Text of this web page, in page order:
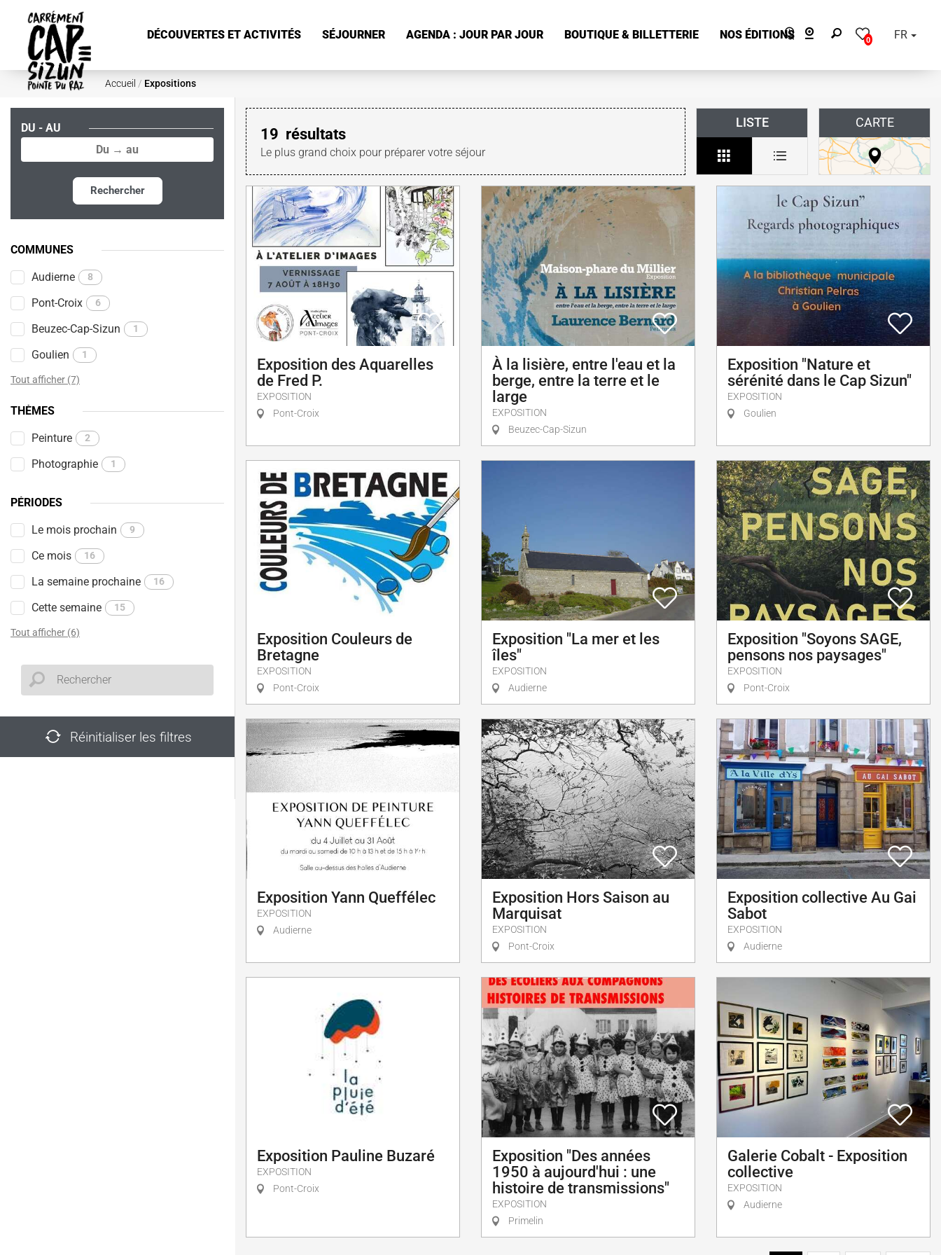
Aller au contenu principal
0 FR
DÉCOUVERTES ET ACTIVITÉS SÉJOURNER AGENDA : JOUR PAR JOUR BOUTIQUE & BILLETTERIE NOS ÉDITIONS
Accueil / Expositions
DU - AU
Rechercher
COMMUNES
Audierne 8
Pont-Croix 6
Beuzec-Cap-Sizun 1
Goulien 1
Tout afficher (7)
THÈMES
Peinture 2
Photographie 1
PÉRIODES
Le mois prochain 9
Ce mois 16
La semaine prochaine 16
Cette semaine 15
Tout afficher (6)
Réinitialiser les filtres
19 résultats
Le plus grand choix pour préparer votre séjour
LISTE CARTE
Exposition des Aquarelles
de Fred P.
EXPOSITION
Pont-Croix
À la lisière, entre l'eau et la
berge, entre la terre et le
large
EXPOSITION
Beuzec-Cap-Sizun
Exposition "Nature et
sérénité dans le Cap Sizun"
EXPOSITION
Goulien
Exposition Couleurs de
Bretagne
EXPOSITION
Pont-Croix
Exposition "La mer et les
îles"
EXPOSITION
Audierne
Exposition "Soyons SAGE,
pensons nos paysages"
EXPOSITION
Pont-Croix
Exposition Yann Queffélec
EXPOSITION
Audierne
Exposition Hors Saison au
Marquisat
EXPOSITION
Pont-Croix
Exposition collective Au Gai
Sabot
EXPOSITION
Audierne
Exposition Pauline Buzaré
EXPOSITION
Pont-Croix
Exposition "Des années
1950 à aujourd'hui : une
histoire de transmissions"
EXPOSITION
Primelin
Galerie Cobalt - Exposition
collective
EXPOSITION
Audierne